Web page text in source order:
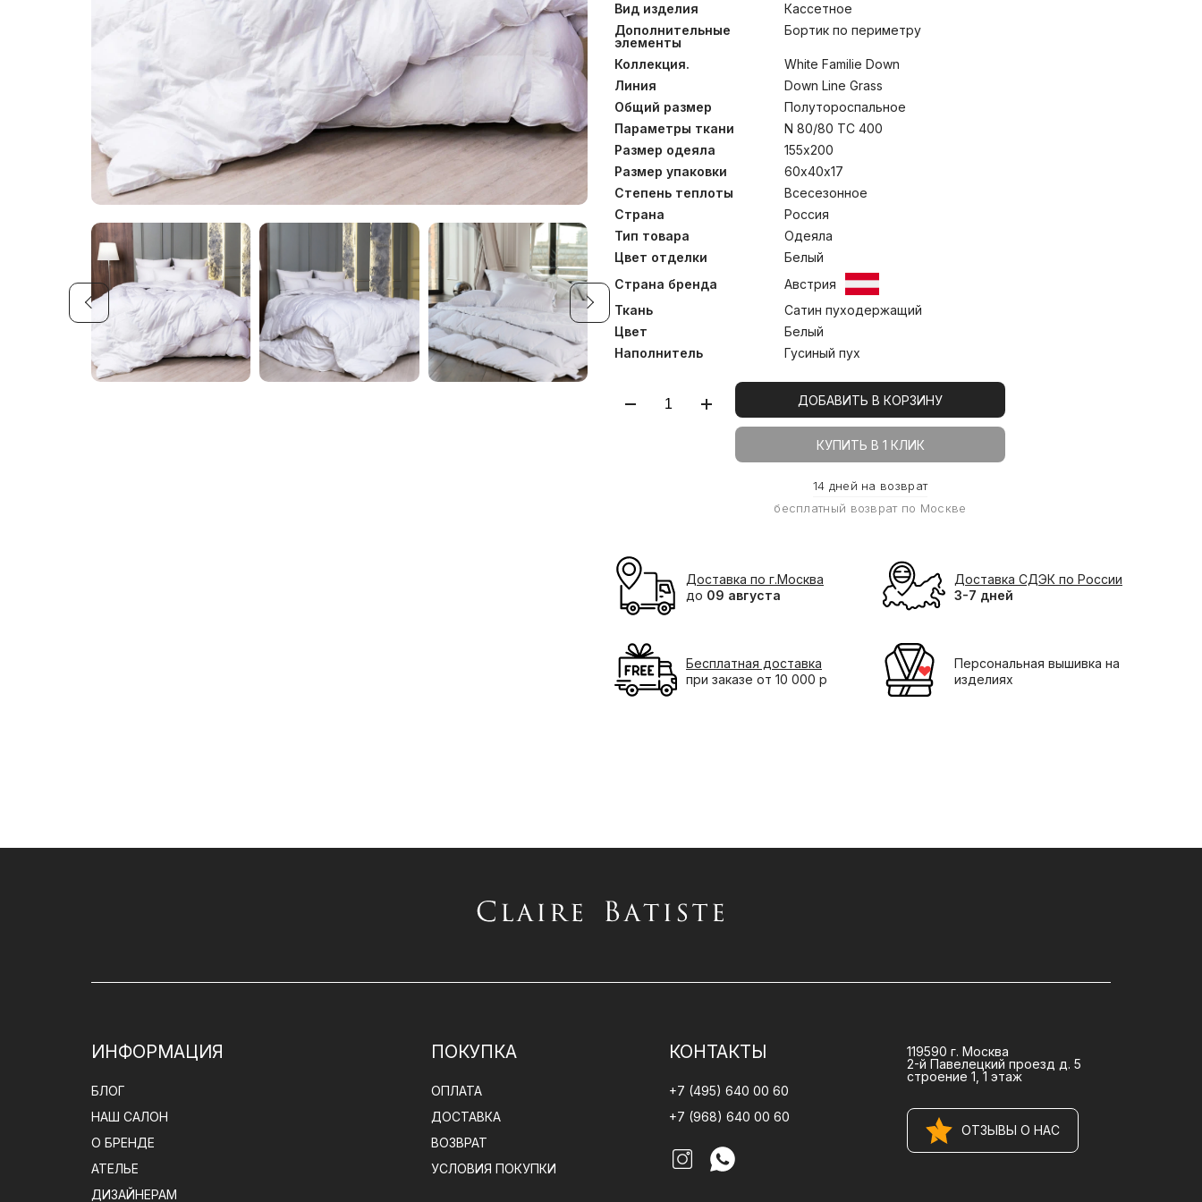
«Экстра» позволили создать отличную коллекцию пуховых
одеял и подушек. Стирка при температуре до 30°С.
Вид изделия
Кассетное
Дополнительные
элементы
Бортик по периметру
Коллекция.
White Familie Down
Линия
Down Line Grass
Общий размер
Полутороспальное
Параметры ткани
N 80/80 TC 400
Размер одеяла
155х200
Размер упаковки
60х40х17
Степень теплоты
Всесезонное
Страна
Россия
Тип товара
Одеяла
Цвет отделки
Белый
Страна бренда
Австрия
Ткань
Сатин пуходержащий
Цвет
Белый
Наполнитель
Гусиный пух
ДОБАВИТЬ В КОРЗИНУ
КУПИТЬ В 1 КЛИК
14 дней на возврат
бесплатный возврат по Москве
Доставка по г.Москва
до 09 августа
Доставка СДЭК по России
3-7 дней
Бесплатная доставка
при заказе от 10 000 р
Персональная вышивка на
изделиях
ИНФОРМАЦИЯ
БЛОГ
НАШ САЛОН
О БРЕНДЕ
АТЕЛЬЕ
ДИЗАЙНЕРАМ
ПОКУПКА
ОПЛАТА
ДОСТАВКА
ВОЗВРАТ
УСЛОВИЯ ПОКУПКИ
КОНТАКТЫ
+7 (495) 640 00 60
+7 (968) 640 00 60
119590 г. Москва
2-й Павелецкий проезд д. 5
строение 1, 1 этаж
ОТЗЫВЫ О НАС